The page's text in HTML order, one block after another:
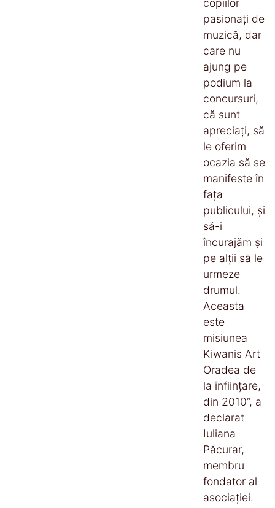
pasionați de
muzică, dar
care nu
ajung pe
podium la
concursuri,
că sunt
apreciați, să
le oferim
ocazia să se
manifeste în
fața
publicului, și
să-i
încurajăm și
pe alții să le
urmeze
drumul.
Aceasta
este
misiunea
Kiwanis Art
Oradea de
la înființare,
din 2010”, a
declarat
Iuliana
Păcurar,
membru
fondator al
asociației.